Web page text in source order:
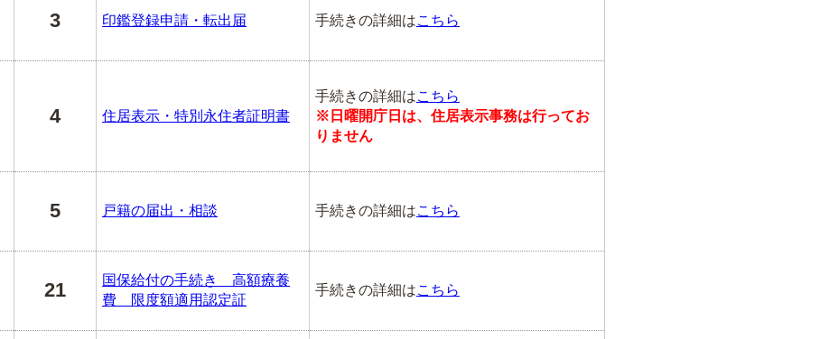
3 印鑑登録申請・転出届 手続きの詳細はこちら
4 住居表示・特別永住者証明書
手続きの詳細はこちら
※日曜開庁日は、住居表示事務は行ってお
りません
5 戸籍の届出・相談 手続きの詳細はこちら
21
国保給付の手続き 高額療養
費 限度額適用認定証
手続きの詳細はこちら